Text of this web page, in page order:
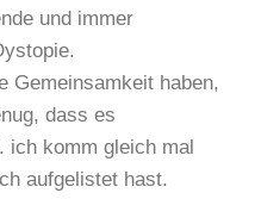
und immer
Gemeinsamkeit haben,
dass es
ich komm gleich mal
aufgelistet hast.